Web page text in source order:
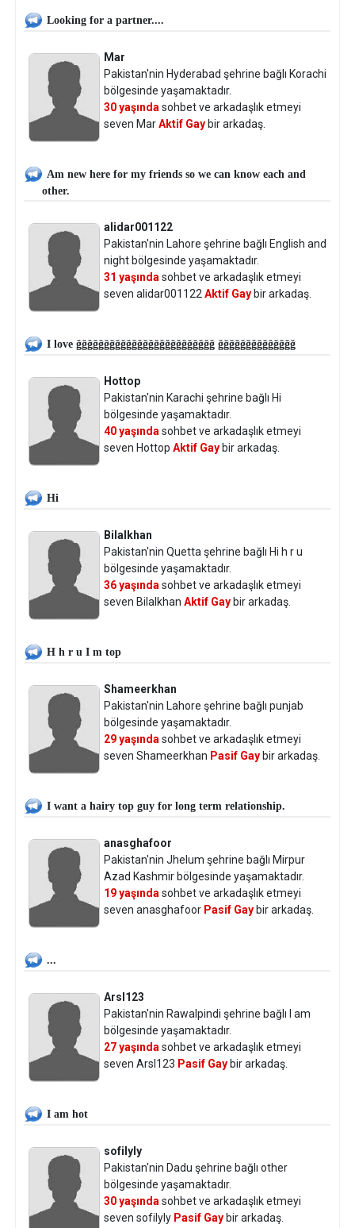
Looking for a partner....
Mar
Pakistan'nin Hyderabad şehrine bağlı Korachi
bölgesinde yaşamaktadır.
30 yaşında sohbet ve arkadaşlık etmeyi
seven MarAktif Gay bir arkadaş.
Am new here for my friends so we can know each and
other.
alidar001122
Pakistan'nin Lahore şehrine bağlı English and
night bölgesinde yaşamaktadır.
31 yaşında sohbet ve arkadaşlık etmeyi
seven alidar001122Aktif Gay bir arkadaş.
I love ğğğğğğğğğğğğğğğğğğğğğğğğğ ğğğğğğğğğğğğğğ
Hottop
Pakistan'nin Karachi şehrine bağlı Hi
bölgesinde yaşamaktadır.
40 yaşında sohbet ve arkadaşlık etmeyi
seven HottopAktif Gay bir arkadaş.
Hi
Bilalkhan
Pakistan'nin Quetta şehrine bağlı Hi h r u
bölgesinde yaşamaktadır.
36 yaşında sohbet ve arkadaşlık etmeyi
seven BilalkhanAktif Gay bir arkadaş.
H h r u I m top
Shameerkhan
Pakistan'nin Lahore şehrine bağlı punjab
bölgesinde yaşamaktadır.
29 yaşında sohbet ve arkadaşlık etmeyi
seven Shameerkhan Pasif Gay bir arkadaş.
I want a hairy top guy for long term relationship.
anasghafoor
Pakistan'nin Jhelum şehrine bağlı Mirpur
Azad Kashmir bölgesinde yaşamaktadır.
19 yaşında sohbet ve arkadaşlık etmeyi
seven anasghafoor Pasif Gay bir arkadaş.
...
Arsl123
Pakistan'nin Rawalpindi şehrine bağlı I am
bölgesinde yaşamaktadır.
27 yaşında sohbet ve arkadaşlık etmeyi
seven Arsl123 Pasif Gay bir arkadaş.
I am hot
sofilyly
Pakistan'nin Dadu şehrine bağlı other
bölgesinde yaşamaktadır.
30 yaşında sohbet ve arkadaşlık etmeyi
seven sofilyly Pasif Gay bir arkadaş.